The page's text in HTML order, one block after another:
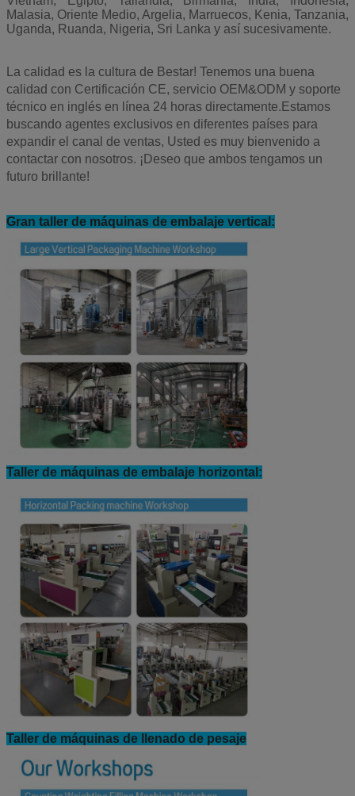
Malasia, Oriente Medio, Argelia, Marruecos, Kenia, Tanzania,
Uganda, Ruanda, Nigeria, Sri Lanka y así sucesivamente.
La calidad es la cultura de Bestar! Tenemos una buena
calidad con Certificación CE, servicio OEM&ODM y soporte
técnico en inglés en línea 24 horas directamente.Estamos
buscando agentes exclusivos en diferentes países para
expandir el canal de ventas, Usted es muy bienvenido a
contactar con nosotros. ¡Deseo que ambos tengamos un
futuro brillante!
Gran taller de máquinas de embalaje vertical:
Taller de máquinas de embalaje horizontal:
Taller de máquinas de llenado de pesaje